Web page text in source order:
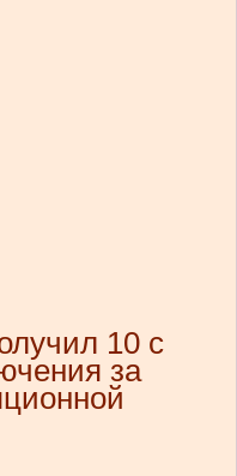
10 с
за